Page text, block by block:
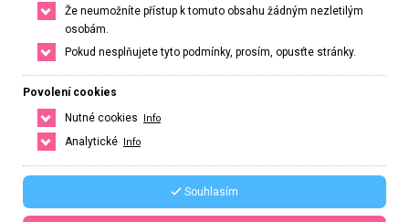
Právě otevřeno· Zavírá v 21
10 384 zhlédnutí Ověřený inzerát Aktivní 182 dní
Trenčín, Trenčiansky kraj, Slovenská republika
+421 915353823
Řekněte že voláte z webu www.privatzone.com
Že neumožníte přístup k tomuto obsahu žádným nezletilým
osobám.
Pokud nesplňujete tyto podmínky, prosím, opusťte stránky.
Povolení cookies
Nutné cookies
Info
Analytické Info
Souhlasím